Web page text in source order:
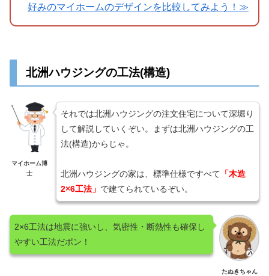
好みのマイホームのデザインを比較してみよう！≫
北洲ハウジングの工法(構造)
マイホーム博
士
それでは北洲ハウジングの注文住宅について深堀り
して解説していくぞい。まずは北洲ハウジングの工
法(構造)からじゃ。
北洲ハウジングの家は、標準仕様ですべて 「木造
2×6工法」 で建てられているぞい。
たぬきちゃん
2×6工法は地震に強いし、気密性・断熱性も確保し
やすい工法だポン！